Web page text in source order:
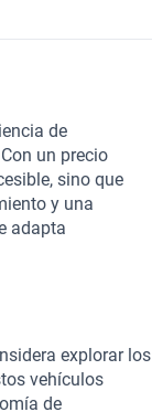
de
un precio
sino que
y una
adapta
y su amplio
en el BAIC X65,
en
México, elBAIC
y características.
explorar los
vehículos
de